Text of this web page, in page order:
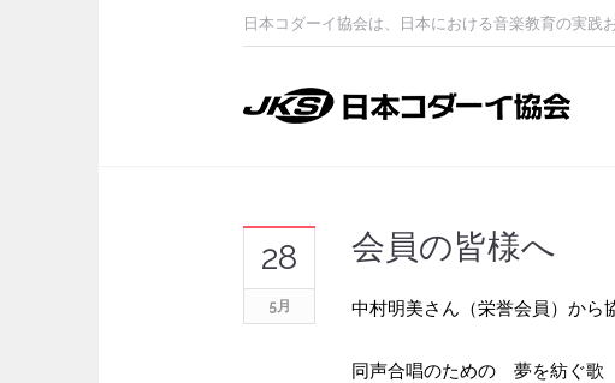
日本コダーイ協会は、日本における音楽教育の実践
28
5月
会員の皆様へ
中村明美さん（栄誉会員）から
同声合唱のための　夢を紡ぐ